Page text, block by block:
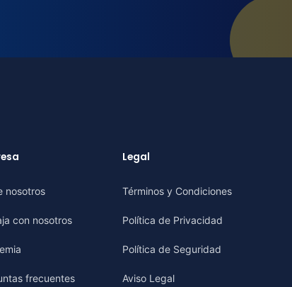
nosotros
con nosotros
frecuentes
Legal
Términos y Condiciones
Política de Privacidad
Política de Seguridad
Aviso Legal